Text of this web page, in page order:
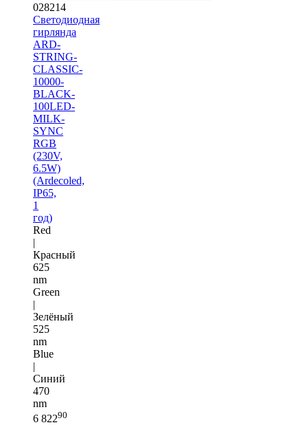
028214
Светодиодная
гирлянда
ARD-
STRING-
CLASSIC-
10000-
BLACK-
100LED-
MILK-
SYNC
RGB
(230V,
6.5W)
(Ardecoled,
IP65,
1
год)
Red
|
Красный
625
nm
Green
|
Зелёный
525
nm
Blue
|
Синий
470
nm
6 82290